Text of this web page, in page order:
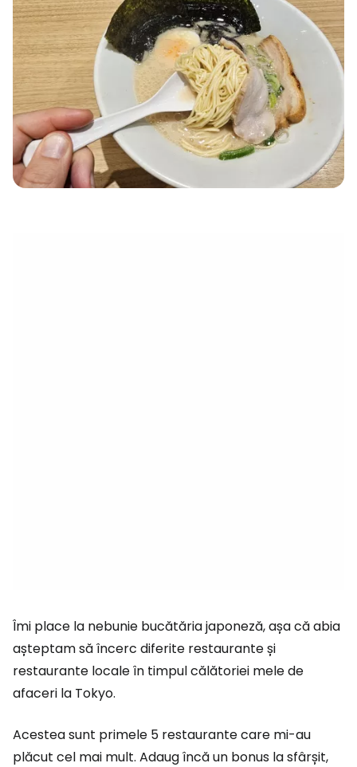
Îmi place la nebunie bucătăria japoneză, așa că abia
așteptam să încerc diferite restaurante și
restaurante locale în timpul călătoriei mele de
afaceri la Tokyo.
Acestea sunt primele 5 restaurante care mi-au
plăcut cel mai mult. Adaug încă un bonus la sfârșit,